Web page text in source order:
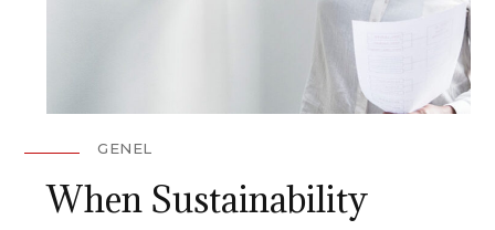
GENEL
When Sustainability